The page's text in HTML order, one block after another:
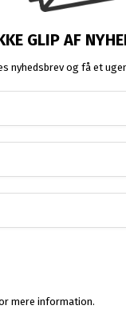
GLIP AF
nyhedsbrev og få et
mere information.